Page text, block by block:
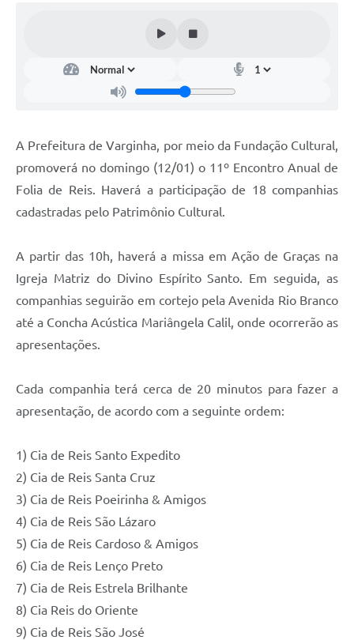
A Prefeitura de Varginha, por meio da Fundação Cultural,
promoverá no domingo (12/01) o 11º Encontro Anual de
Folia de Reis. Haverá a participação de 18 companhias
cadastradas pelo Patrimônio Cultural.
A partir das 10h, haverá a missa em Ação de Graças na
Igreja Matriz do Divino Espírito Santo. Em seguida, as
companhias seguirão em cortejo pela Avenida Rio Branco
até a Concha Acústica Mariângela Calil, onde ocorrerão as
apresentações.
Cada companhia terá cerca de 20 minutos para fazer a
apresentação, de acordo com a seguinte ordem:
1) Cia de Reis Santo Expedito
2) Cia de Reis Santa Cruz
3) Cia de Reis Poeirinha & Amigos
4) Cia de Reis São Lázaro
5) Cia de Reis Cardoso & Amigos
6) Cia de Reis Lenço Preto
7) Cia de Reis Estrela Brilhante
8) Cia Reis do Oriente
9) Cia de Reis São José